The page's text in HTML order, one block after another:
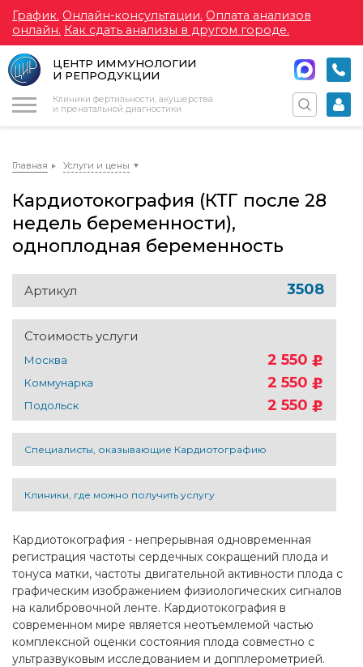
График. Онлайн-консультации. Оплата анализов
онлайн. Как сдать анализы в другом городе.
ЦЕНТР ИММУНОЛОГИИ
И РЕПРОДУКЦИИ
Клиники фертильности, акушерства
и пренатальной диагностики
Главная Услуги и цены
Кардиотокография (КТГ после 28
недель беременности),
одноплодная беременность
Артикул 3508
Стоимость услуги
Москва 2 550
Коммунарка 2 550
Подольск 2 550
Специалисты, оказывающие Кардиотографию
Клиники, где можно получить услугу
Кардиотокография - непрерывная одновременная
регистрация частоты сердечных сокращений плода и
тонуса матки, частоты двигательной активности плода с
графическим изображением физиологических сигналов
на калибровочной ленте. Кардиотокография в
современном мире является неотъемлемой частью
комплексной оценки состояния плода совместно с
ультразвуковым исследованием и допплерометрией.